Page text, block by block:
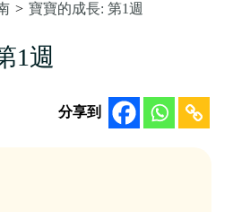
> 寶寶的成長: 第1週
1週
分享到